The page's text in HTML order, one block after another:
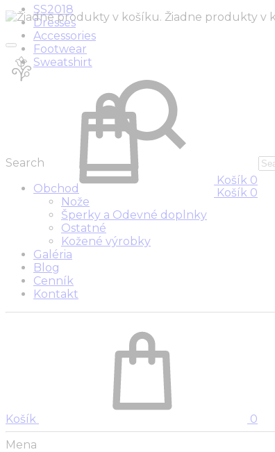
SS2018
Dresses
Accessories
Footwear
Sweatshirt
Košík 0
Žiadne produkty v
Košík 0
Search
Obchod
Nože
Šperky a Odevné doplnky
Ostatné
Kožené výrobky
Galéria
Blog
Cenník
Kontakt
Košík
0
Mena